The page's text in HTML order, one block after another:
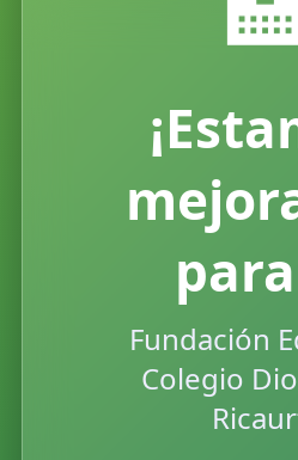
Fundación
Colegio